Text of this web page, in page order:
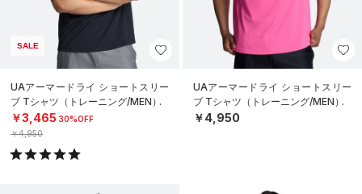
SALE
UAアーマードライ ショートスリー
ブ Tシャツ（トレーニング/MEN）
￥3,465 30%OFF
￥4,950
UAアーマードライ ショートスリー
ブ Tシャツ（トレーニング/MEN）
￥4,950